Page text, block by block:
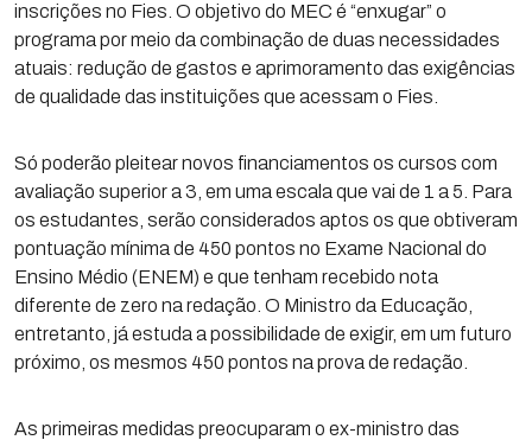
inscrições no Fies. O objetivo do MEC é “enxugar” o
programa por meio da combinação de duas necessidades
atuais: redução de gastos e aprimoramento das exigências
de qualidade das instituições que acessam o Fies.
Só poderão pleitear novos financiamentos os cursos com
avaliação superior a 3, em uma escala que vai de 1 a 5. Para
os estudantes, serão considerados aptos os que obtiveram
pontuação mínima de 450 pontos no Exame Nacional do
Ensino Médio (ENEM) e que tenham recebido nota
diferente de zero na redação. O Ministro da Educação,
entretanto, já estuda a possibilidade de exigir, em um futuro
próximo, os mesmos 450 pontos na prova de redação.
As primeiras medidas preocuparam o ex-ministro das